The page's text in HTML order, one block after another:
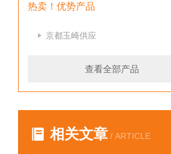
热卖！优势产品
京都玉崎供应
查看全部产品
相关文章 / ARTICLE